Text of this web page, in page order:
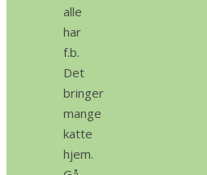
alle
har
f.b.
Det
bringer
mange
katte
hjem.